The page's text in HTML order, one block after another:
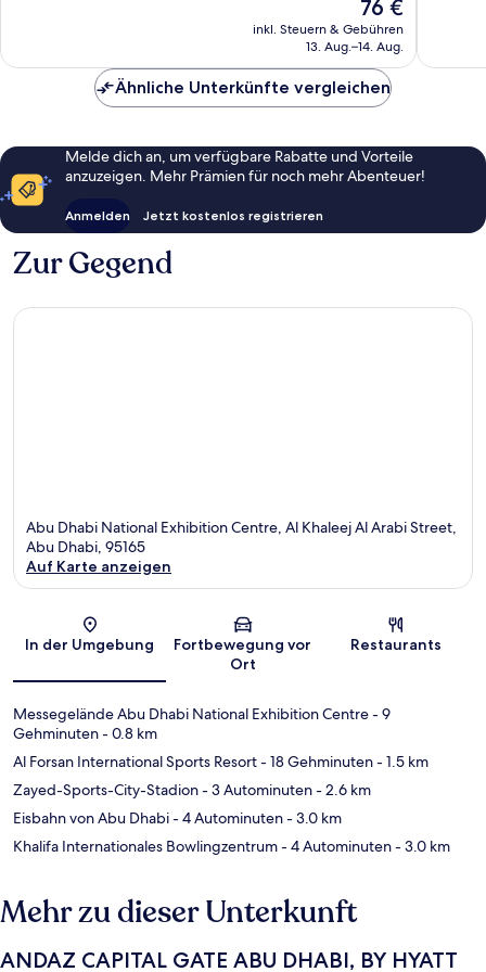
Preis
beträgt
76 €
inkl. Steuern & Gebühren
13. Aug.–14. Aug.
Ähnliche Unterkünfte vergleichen
Melde dich an, um verfügbare Rabatte und Vorteile
anzuzeigen. Mehr Prämien für noch mehr Abenteuer!
Anmelden Jetzt kostenlos registrieren
Zur Gegend
Abu Dhabi National Exhibition Centre, Al Khaleej Al Arabi Street,
Abu Dhabi, 95165
Auf Karte anzeigen
In der Umgebung
Fortbewegung vor
Ort
Restaurants
Messegelände Abu Dhabi National Exhibition Centre- 9
Gehminuten- 0.8 km
Al Forsan International Sports Resort- 18 Gehminuten- 1.5 km
Zayed-Sports-City-Stadion- 3 Autominuten- 2.6 km
Eisbahn von Abu Dhabi- 4 Autominuten- 3.0 km
Khalifa Internationales Bowlingzentrum- 4 Autominuten- 3.0 km
Mehr zu dieser Unterkunft
ANDAZ CAPITAL GATE ABU DHABI, BY HYATT